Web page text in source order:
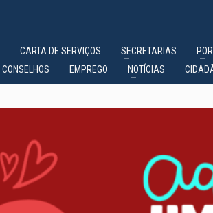
CARTA DE SERVIÇOS SECRETARIAS
CONSELHOS EMPREGO NOTÍCIAS